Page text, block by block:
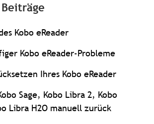
Kobo eReader
Kobo eReader-Probleme
Ihres Kobo eReader
Sage, Kobo Libra 2, Kobo
Libra H2O manuell zurück